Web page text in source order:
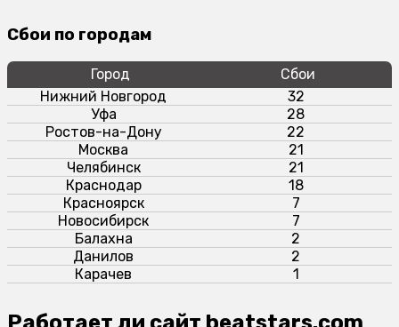
Сбои по городам
Город
Сбои
Нижний Новгород
32
Уфа
28
Ростов-на-Дону
22
Москва
21
Челябинск
21
Краснодар
18
Красноярск
7
Новосибирск
7
Балахна
2
Данилов
2
Карачев
1